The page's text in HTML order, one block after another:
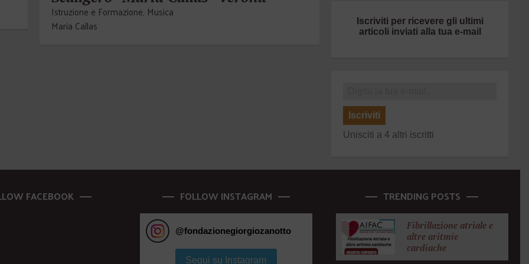
Istruzione e Formazione, Musica
Maria Callas
Iscriviti per ricevere gli ultimi
articoli inviati alla tua e-mail
Iscriviti
Unisciti a 4 altri iscritti
FACEBOOK FOLLOW INSTAGRAM
@fondazionegiorgiozanotto
Segui su Instagram
TRENDING POSTS
Fibrillazione atriale e
altre aritmie
cardiache